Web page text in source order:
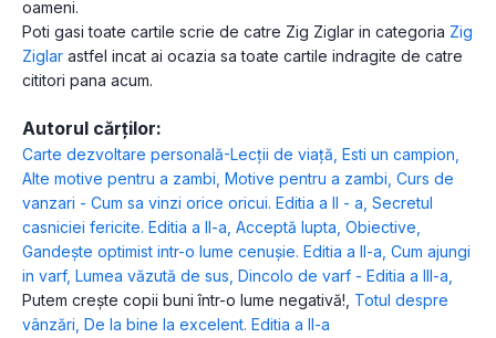
oameni.
Poti gasi toate cartile scrie de catre Zig Ziglar in categoria Zig
Ziglar astfel incat ai ocazia sa toate cartile indragite de catre
cititori pana acum.
Autorul cărților:
Carte dezvoltare personală-Lecții de viață Esti un campion
Alte motive pentru a zambi Motive pentru a zambi Curs de
vanzari - Cum sa vinzi orice oricui. Editia a II - a Secretul
casniciei fericite. Editia a II-a Acceptă lupta Obiective
Gandeşte optimist intr-o lume cenuşie. Editia a II-a Cum ajungi
in varf, Lumea văzută de sus Dincolo de varf - Editia a III-a
Putem crește copii buni într-o lume negativă! Totul despre
vânzări De la bine la excelent. Editia a II-a